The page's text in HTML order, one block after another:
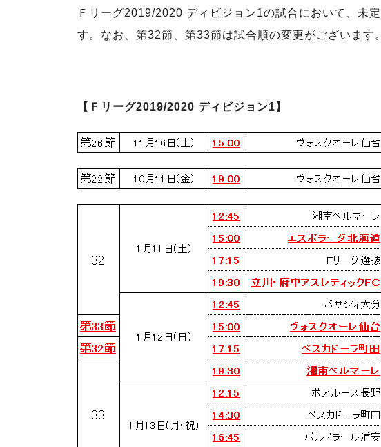
Ｆリーグ2019/2020 ディビジョン1の試合において、未
す。なお、第32節、第33節は試合順の変更がございます。
【Ｆリーグ2019/2020 ディビジョン1】